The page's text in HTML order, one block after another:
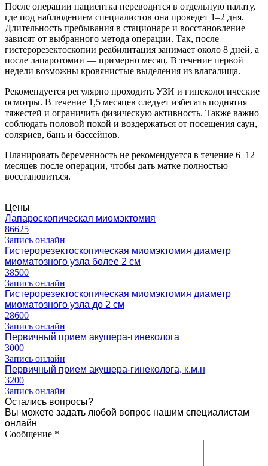
После операции пациентка переводится в отдельную палату,
где под наблюдением специалистов она проведет 1–2 дня.
Длительность пребывания в стационаре и восстановление
зависят от выбранного метода операции. Так, после
гистерорезектоскопии реабилитация занимает около 8 дней, а
после лапаротомии — примерно месяц. В течение первой
недели возможны кровянистые выделения из влагалища.
Рекомендуется регулярно проходить УЗИ и гинекологические
осмотры. В течение 1,5 месяцев следует избегать поднятия
тяжестей и ограничить физическую активность. Также важно
соблюдать половой покой и воздержаться от посещения саун,
соляриев, бань и бассейнов.
Планировать беременность не рекомендуется в течение 6–12
месяцев после операции, чтобы дать матке полностью
восстановиться.
Цены
Лапароскопическая миомэктомия
86625
Запись онлайн
Гистерорезектоскопическая миомэктомия диаметр
миоматозного узла более 2 см
38500
Запись онлайн
Гистерорезектоскопическая миомэктомия диаметр
миоматозного узла до 2 см
28600
Запись онлайн
Первичный прием акушера-гинеколога
3000
Запись онлайн
Первичный прием акушера-гинеколога, к.м.н
3200
Запись онлайн
Остались вопросы?
Вы можете задать любой вопрос нашим специалистам
онлайн
Сообщение *